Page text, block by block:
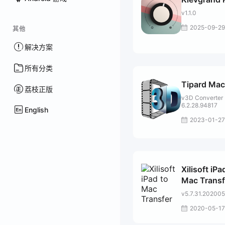
其他
解决方案
所有分类
荔枝正版
English
v1.1.0
2025-09-29
Tipard Mac
v3D Converter
6.2.28.94817
2023-01-27
Xilisoft
Mac
2020-05-17